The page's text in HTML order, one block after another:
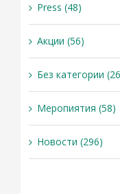
Press (48)
Акции (56)
Без категории
Меропиятия (58)
Новости (296)